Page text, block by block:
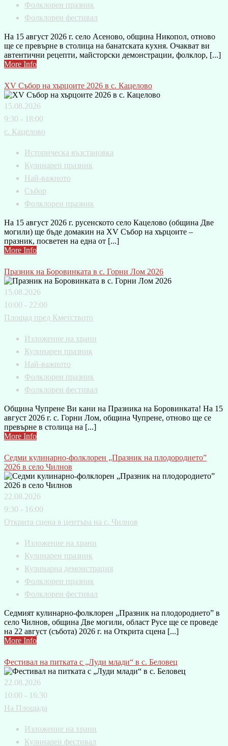
Фолклорен празник
Фолклорен фестивал
На 15 август 2026 г. село Асеново, община Никопол, отново
ще се превърне в столица на банатската кухня. Очакват ви
автентични рецепти, майсторски демонстрации, фолклор, [...]
More Info
XV Събор на хърцоите 2026 в с. Кацелово
15.08.2026
9:30 - 18:00
с. Кацелово
Историческа възстановка
Кулинарен празник
Най-важното
Събор
Фолклорен празник
На 15 август 2026 г. русенското село Кацелово (община Две
могили) ще бъде домакин на XV Събор на хърцоите –
празник, посветен на една от [...]
More Info
Празник на Боровинката в с. Горни Лом 2026
15.08.2026
10:00 - 22:00
Площад пред Кметството
Изложение на храни
Кулинарен празник
Най-важното
Фолклорен празник
Фолклорен фестивал
Община Чупрене Ви кани на Празника на Боровинката! На 15
август 2026 г. с. Горни Лом, община Чупрене, отново ще се
превърне в столица на [...]
More Info
Седми кулинарно-фолклорен „Празник на плодородието”
2026 в село Чилнов
22.08.2026
9:30 - 16:00
Открита сцена в центъра на с. Чилнов
Изложение на храни
Кулинарен празник
Кулинарна демонстрация
Фолклорен празник
Фолклорен фестивал
Седмият кулинарно-фолклорен „Празник на плодородието” в
село Чилнов, община Две могили, област Русе ще се проведе
на 22 август (събота) 2026 г. на Открита сцена [...]
More Info
Фестивал на питката с „Луди млади“ в с. Беловец
22.08.2026
10:00 - 16:30
На Площада
Изложение на храни
Кулинарен фестивал